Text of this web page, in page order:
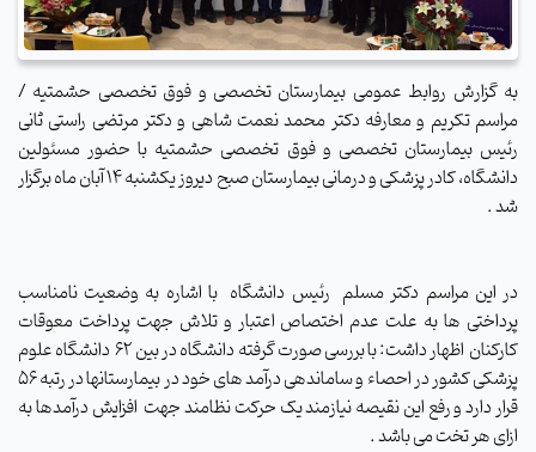
به گزارش روابط عمومی بیمارستان تخصصی و فوق تخصصی حشمتیه /
مراسم تکریم و معارفه دکتر محمد نعمت شاهی و دکتر مرتضی راستی ثانی
رئیس بیمارستان تخصصی و فوق تخصصی حشمتیه با حضور مسئولین
دانشگاه، کادر پزشکی و درمانی بیمارستان صبح دیروز یکشنبه 14 آبان ماه برگزار
شد .
در این مراسم دکتر مسلم رئیس دانشگاه با اشاره به وضعیت نامناسب
پرداختی ها به علت عدم اختصاص اعتبار و تلاش جهت پرداخت معوقات
کارکنان اظهار داشت: با بررسی صورت گرفته دانشگاه در بین 62 دانشگاه علوم
پزشکی کشور در احصاء و ساماندهی درآمد های خود در بیمارستانها در رتبه 56
قرار دارد و رفع این نقیصه نیازمند یک حرکت نظامند جهت افزایش درآمدها به
ازای هر تخت می باشد .